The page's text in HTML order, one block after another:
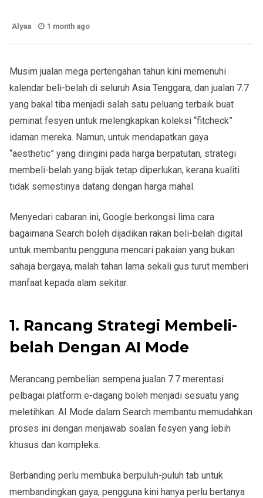
Alyaa 1 month ago
Musim jualan mega pertengahan tahun kini memenuhi
kalendar beli-belah di seluruh Asia Tenggara, dan jualan 7.7
yang bakal tiba menjadi salah satu peluang terbaik buat
peminat fesyen untuk melengkapkan koleksi “fitcheck”
idaman mereka. Namun, untuk mendapatkan gaya
“aesthetic” yang diingini pada harga berpatutan, strategi
membeli-belah yang bijak tetap diperlukan, kerana kualiti
tidak semestinya datang dengan harga mahal.
Menyedari cabaran ini, Google berkongsi lima cara
bagaimana Search boleh dijadikan rakan beli-belah digital
untuk membantu pengguna mencari pakaian yang bukan
sahaja bergaya, malah tahan lama sekali gus turut memberi
manfaat kepada alam sekitar.
1. Rancang Strategi Membeli-
belah Dengan AI Mode
Merancang pembelian sempena jualan 7.7 merentasi
pelbagai platform e-dagang boleh menjadi sesuatu yang
meletihkan. AI Mode dalam Search membantu memudahkan
proses ini dengan menjawab soalan fesyen yang lebih
khusus dan kompleks.
Berbanding perlu membuka berpuluh-puluh tab untuk
membandingkan gaya, pengguna kini hanya perlu bertanya